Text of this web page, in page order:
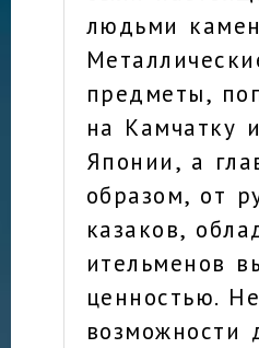
людьми
предметы,
на Камчатку
Японии, а
образом, от
казаков,
ительменов
ценностью.
возможности